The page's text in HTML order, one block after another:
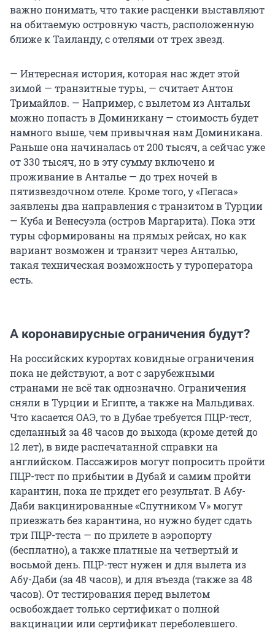
важно понимать, что такие расценки выставляют
на обитаемую островную часть, расположенную
ближе к Таиланду, с отелями от трех звезд.
— Интересная история, которая нас ждет этой
зимой — транзитные туры, — считает Антон
Тримайлов. — Например, с вылетом из Антальи
можно попасть в Доминикану — стоимость будет
намного выше, чем привычная нам Доминикана.
Раньше она начиналась от 200 тысяч, а сейчас уже
от 330 тысяч, но в эту сумму включено и
проживание в Анталье — до трех ночей в
пятизвездочном отеле. Кроме того, у «Пегаса»
заявлены два направления с транзитом в Турции
— Куба и Венесуэла (остров Маргарита). Пока эти
туры сформированы на прямых рейсах, но как
вариант возможен и транзит через Анталью,
такая техническая возможность у туроператора
есть.
А коронавирусные ограничения будут?
На российских курортах ковидные ограничения
пока не действуют, а вот с зарубежными
странами не всё так однозначно. Ограничения
сняли в Турции и Египте, а также на Мальдивах.
Что касается ОАЭ, то в Дубае требуется ПЦР-тест,
сделанный за 48 часов до выхода (кроме детей до
12 лет), в виде распечатанной справки на
английском. Пассажиров могут попросить пройти
ПЦР-тест по прибытии в Дубай и самим пройти
карантин, пока не придет его результат. В Абу-
Даби вакцинированные «Спутником V» могут
приезжать без карантина, но нужно будет сдать
три ПЦР-теста — по прилете в аэропорту
(бесплатно), а также платные на четвертый и
восьмой день. ПЦР-тест нужен и для вылета из
Абу-Даби (за 48 часов), и для въезда (также за 48
часов). От тестирования перед вылетом
освобождает только сертификат о полной
вакцинации или сертификат переболевшего.